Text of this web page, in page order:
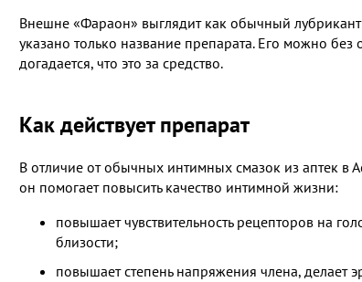
Внешне «Фараон» выглядит как обычный
указано только название препарата. Его можно
догадается, что это за средство.
Как действует препарат
В отличие от обычных интимных смазок из аптек в
он помогает повысить качество интимной жизни:
повышает чувствительность рецепторов на
близости;
повышает степень напряжения члена,